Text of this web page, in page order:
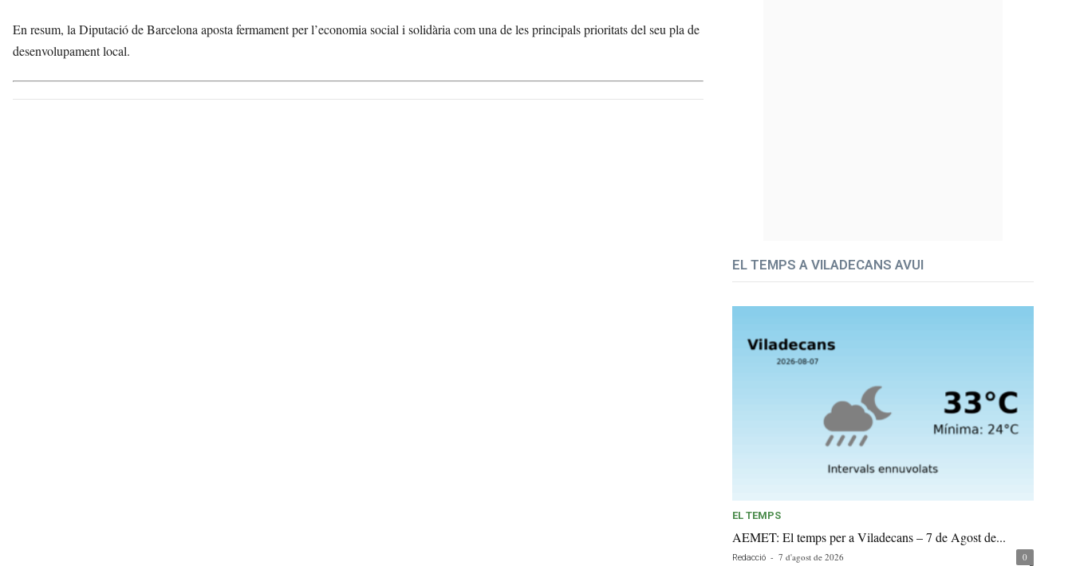
En resum, la Diputació de Barcelona aposta fermament per l’economia social i solidària com una de les principals prioritats del seu pla de
desenvolupament local.
EL TEMPS A VILADECANS AVUI
EL TEMPS
AEMET: El temps per a Viladecans – 7 de Agost de...
Redacció - 7 d'agost de 2026 0